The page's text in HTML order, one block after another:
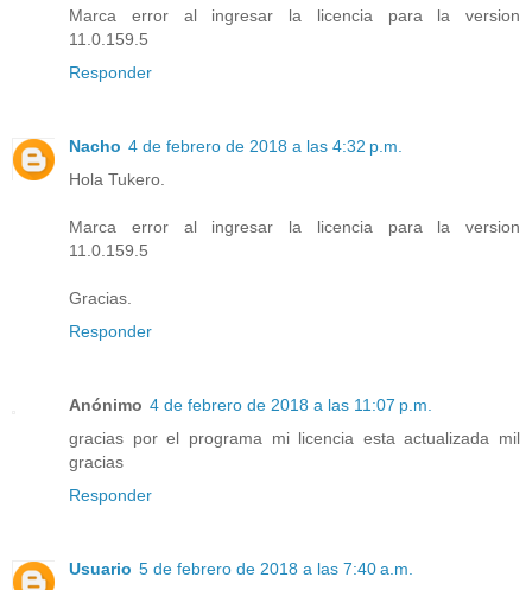
Marca error al ingresar la licencia para la version
11.0.159.5
Responder
Nacho 4 de febrero de 2018 a las 4:32 p.m.
Hola Tukero.
Marca error al ingresar la licencia para la version
11.0.159.5
Gracias.
Responder
Anónimo 4 de febrero de 2018 a las 11:07 p.m.
gracias por el programa mi licencia esta actualizada mil
gracias
Responder
Usuario 5 de febrero de 2018 a las 7:40 a.m.